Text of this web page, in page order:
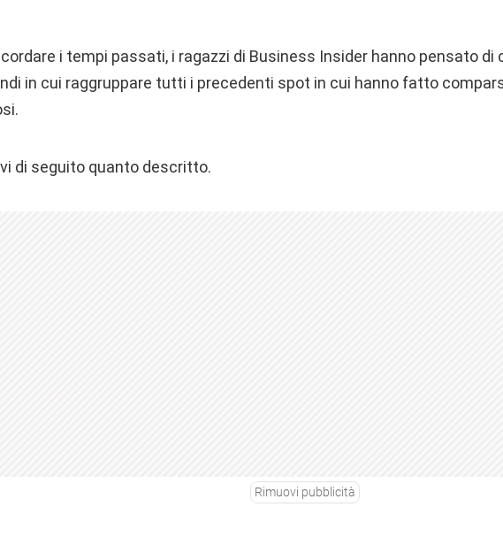
i tempi passati, i ragazzi di Business Insider hanno pensato di
in cui raggruppare tutti i precedenti spot in cui hanno fatto
di seguito quanto descritto.
Rimuovi pubblicità